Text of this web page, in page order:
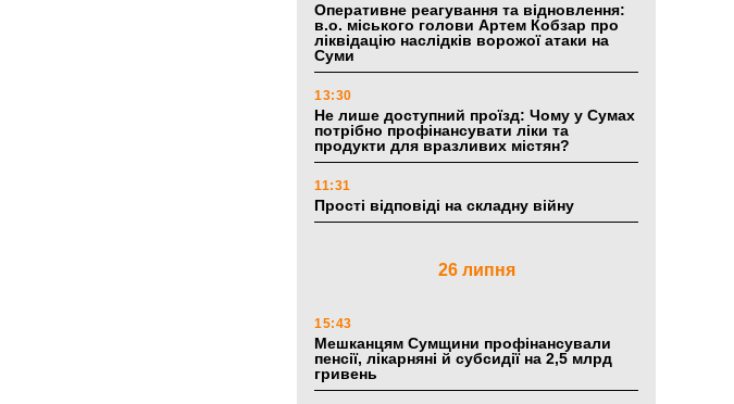
Оперативне реагування та відновлення:
в.о. міського голови Артем Кобзар про
ліквідацію наслідків ворожої атаки на
Суми
13:30
Не лише доступний проїзд: Чому у Сумах
потрібно профінансувати ліки та
продукти для вразливих містян?
11:31
Прості відповіді на складну війну
26 липня
15:43
Мешканцям Сумщини профінансували
пенсії, лікарняні й субсидії на 2,5 млрд
гривень